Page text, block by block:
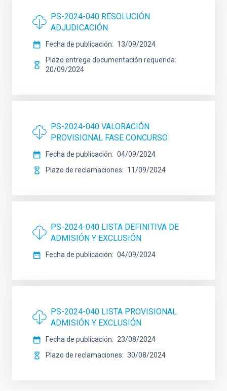
PS-2024-040 RESOLUCIÓN
ADJUDICACIÓN
Fecha de publicación
13/09/2024
Plazo entrega documentación requerida
20/09/2024
PS-2024-040 VALORACIÓN
PROVISIONAL FASE CONCURSO
Fecha de publicación
04/09/2024
Plazo de reclamaciones
11/09/2024
PS-2024-040 LISTA DEFINITIVA DE
ADMISIÓN Y EXCLUSIÓN
Fecha de publicación 04/09/2024
PS-2024-040 LISTA PROVISIONAL
ADMISIÓN Y EXCLUSIÓN
Fecha de publicación
23/08/2024
Plazo de reclamaciones
30/08/2024